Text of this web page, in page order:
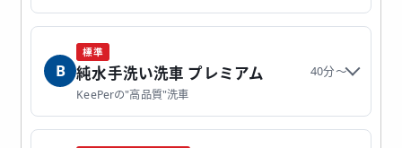
B
標準
純水手洗い洗車 プレミアム
KeePerの"高品質"洗車
40分〜